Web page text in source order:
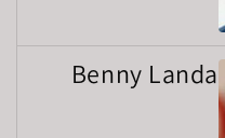
Benny Landa